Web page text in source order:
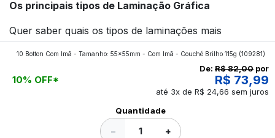
Os principais tipos de Laminação Gráfica
Quer saber quais os tipos de laminações mais
aplicados nos impressos da gráfica FuturaIM? Então,
continue a leitura que vamos revelar para você!
10 Botton Com Imã - Tamanho: 55x55mm - Com Imã - Couché Brilho 115g (109281)
10% OFF*
De: R$ 82,00 por
R$ 73,99
até 3x de R$ 24,66 sem juros
Quantidade
− +